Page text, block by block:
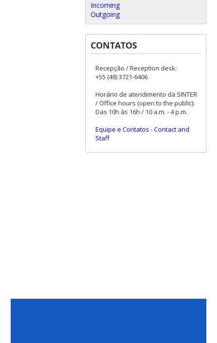
Incoming
Outgoing
CONTATOS
Recepção / Reception desk:
+55 (48) 3721-6406
Horário de atendimento da SINTER
/ Office hours (open to the public):
Das 10h às 16h / 10 a.m. - 4 p.m.
Equipe e Contatos -Contact and
Staff